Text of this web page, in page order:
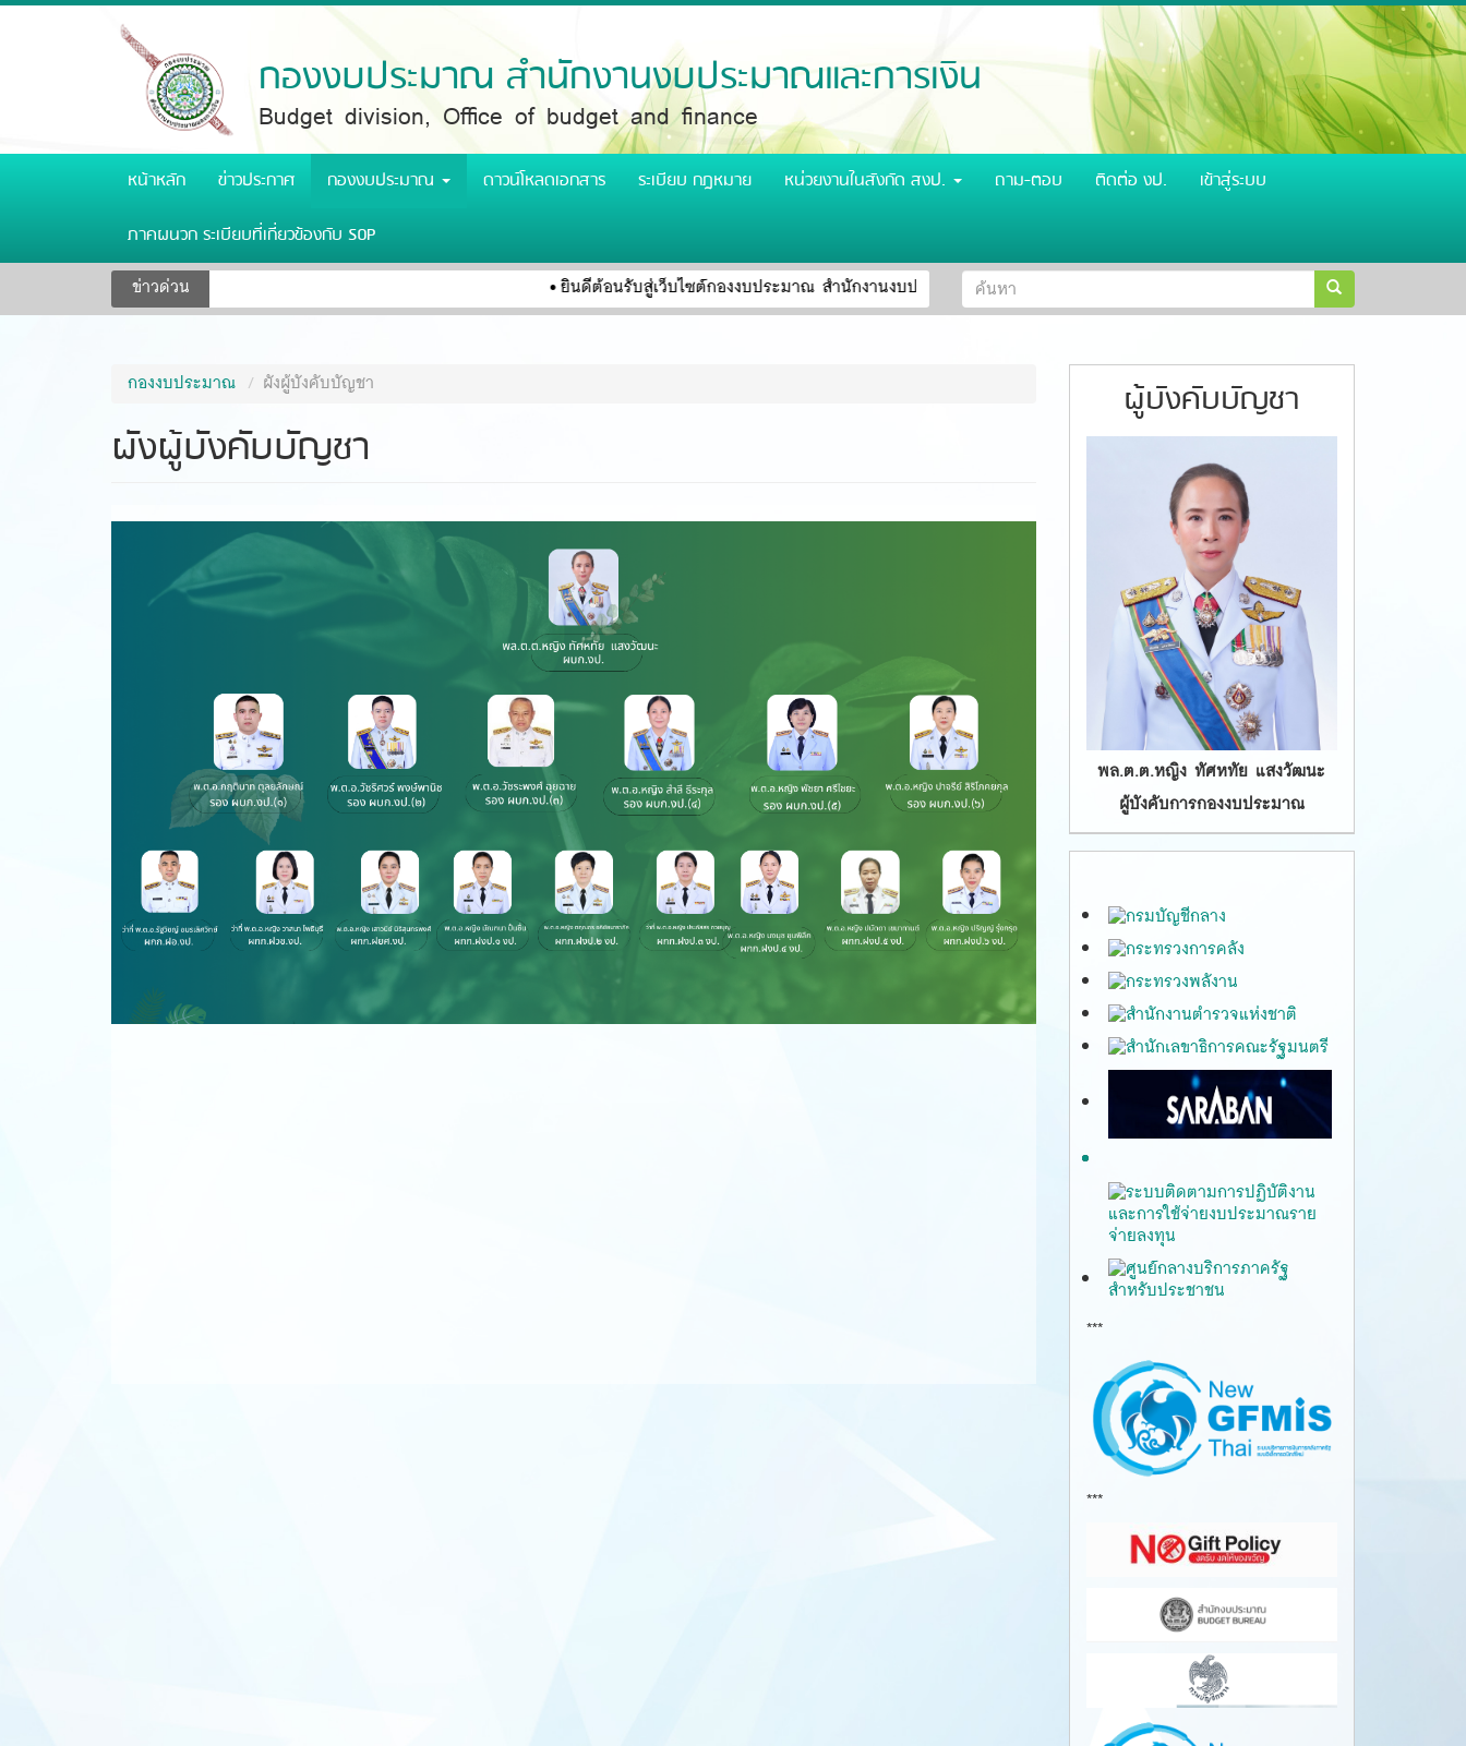
Skip
กองงบประมาณ สำนักงานงบประมาณและการเงิน
Budget division, Office of budget and finance
หน้าหลัก ข่าวประกาศ กองงบประมาณ ดาวน์โหลดเอกสาร ระเบียบ กฎหมาย หน่วยงานในสังกัด สงป. ถาม-ตอบ ติดต่อ งป.
เข้าสู่ระบบ
ภาคผนวก ระเบียบที่เกี่ยวข้องกับ SOP
ข่าวด่วน
ยินดีต้อนรับสู่เว็บไซต์กองงบประมาณ สำนักงานงบประมาณและการเงิน สำนักงานตำรวจแห่งชาติ วิสัยทัศน์ ผู้บัญชาการตำรวจแห่
ฟอร์ม
ค้นหา
ค้นหา
กองงบประมาณ ผังผู้บังคับบัญชา
ผังผู้บังคับบัญชา
พล.ต.ต.หญิง
แสง
วัฒนะ.png
ผู้บังคับบัญชา
S__61079578.jpg
พล.ต.ต.หญิง ทัศหทัย แสงวัฒนะ
ผู้บังคับการกองงบประมาณ
***
gfmis
***